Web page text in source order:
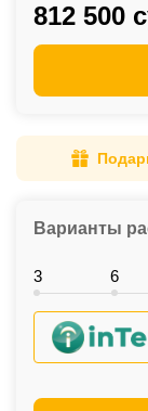
812 500
Варианты
3 6